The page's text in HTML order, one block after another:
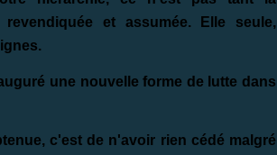
et assumée. Elle seule,
une nouvelle forme de lutte dans
c'est de n'avoir rien cédé malgré